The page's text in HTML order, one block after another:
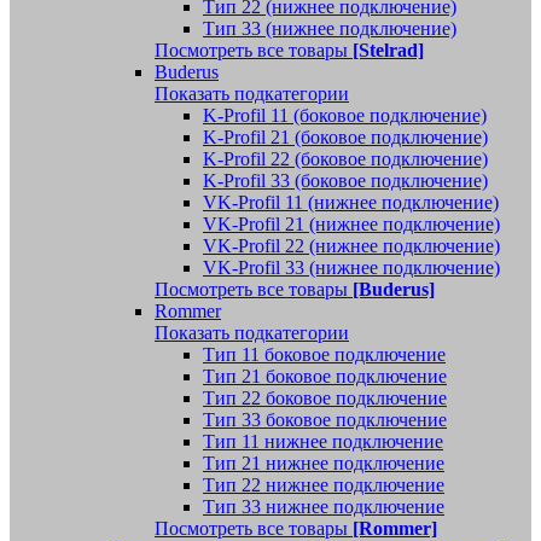
Тип 22 (нижнее подключение)
Тип 33 (нижнее подключение)
Посмотреть все товары [Stelrad]
Buderus
Показать подкатегории
K-Profil 11 (боковое подключение)
K-Profil 21 (боковое подключение)
K-Profil 22 (боковое подключение)
K-Profil 33 (боковое подключение)
VK-Profil 11 (нижнее подключение)
VK-Profil 21 (нижнее подключение)
VK-Profil 22 (нижнее подключение)
VK-Profil 33 (нижнее подключение)
Посмотреть все товары [Buderus]
Rommer
Показать подкатегории
Тип 11 боковое подключение
Тип 21 боковое подключение
Тип 22 боковое подключение
Тип 33 боковое подключение
Тип 11 нижнее подключение
Тип 21 нижнее подключение
Тип 22 нижнее подключение
Тип 33 нижнее подключение
Посмотреть все товары [Rommer]